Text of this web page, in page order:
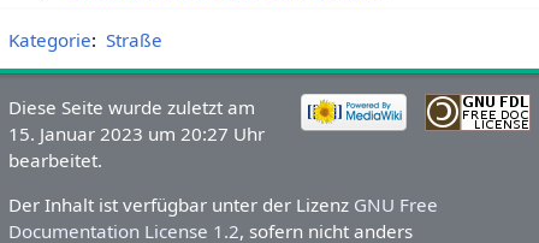
Kategorie: Straße
Diese Seite wurde zuletzt am
15. Januar 2023 um 20:27 Uhr
bearbeitet.
Der Inhalt ist verfügbar unter der Lizenz GNU Free
Documentation License 1.2, sofern nicht anders